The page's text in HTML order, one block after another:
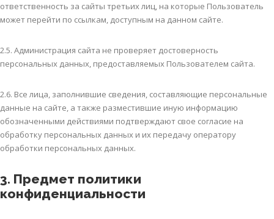
ответственность за сайты третьих лиц, на которые Пользователь
может перейти по ссылкам, доступным на данном сайте.
2.5. Администрация сайта не проверяет достоверность
персональных данных, предоставляемых Пользователем сайта.
2.6. Все лица, заполнившие сведения, составляющие персональные
данные на сайте, а также разместившие иную информацию
обозначенными действиями подтверждают свое согласие на
обработку персональных данных и их передачу оператору
обработки персональных данных.
3. Предмет политики
конфиденциальности